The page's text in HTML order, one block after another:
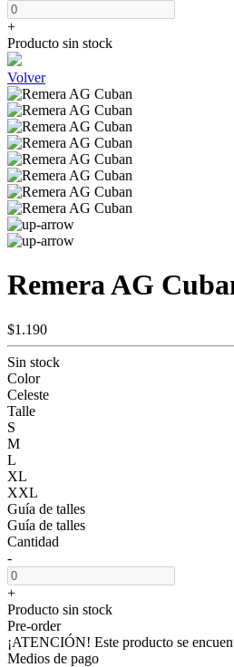
+
Producto sin stock
Volver
Remera AG
$1.190
Sin stock
Color
Celeste
Talle
S
M
L
XL
XXL
Guía de talles
Guía de talles
Cantidad
-
+
Producto sin stock
Pre-order
¡ATENCIÓN! Este producto se
Medios de pago